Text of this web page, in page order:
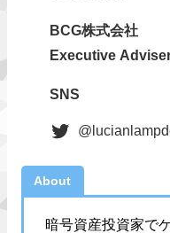
BCG株式会社
Executive
SNS
About
暗号資産投資家で